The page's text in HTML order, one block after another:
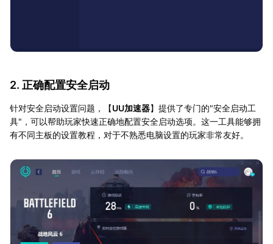
2. 正确配置安全启动
针对安全启动设置问题，【UU加速器】提供了专门的"安全启动工
具"，可以帮助玩家快速正确地配置安全启动选项。这一工具能够拥
有不同主板的设置教程，对于不熟悉电脑设置的玩家非常友好。